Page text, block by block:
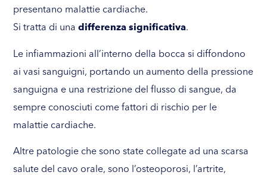
presentano malattie cardiache.
Si tratta di unadifferenza significativa.
Le infiammazioni all’interno della bocca si diffondono
ai vasi sanguigni, portando un aumento della pressione
sanguigna e una restrizione del flusso di sangue, da
sempre conosciuti come fattori di rischio per le
malattie cardiache.
Altre patologie che sono state collegate ad una scarsa
salute del cavo orale, sono l’osteoporosi, l’artrite,